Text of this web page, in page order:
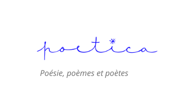
Poésie, poèmes et poètes